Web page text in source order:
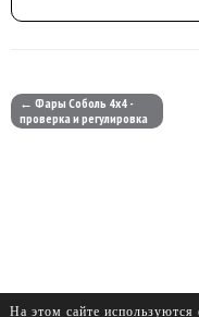
← Фары Соболь 4х4 -
проверка и регулировка
На этом сайте